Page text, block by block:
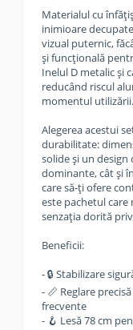
Materialul cu
inimioare
vizual puternic,
și funcțională
Inelul D metalic și
reducând riscul
momentul utilizării.
Alegerea acestui
durabilitate:
solide și un
dominante, cât și
care să-ți ofere
este pachetul
senzația dorită
Beneficii:
- 🔒 Stabilizare
- 📏 Reglare
frecvente
- 🪝 Lesă 78 cm